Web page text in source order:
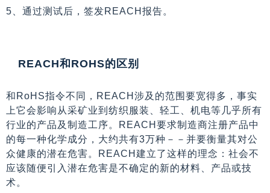
5、通过测试后，签发REACH报告。
REACH和ROHS的区别
和RoHS指令不同，REACH涉及的范围要宽得多，事实
上它会影响从采矿业到纺织服装、轻工、机电等几乎所有
行业的产品及制造工序。REACH要求制造商注册产品中
的每一种化学成分，大约共有3万种－－并要衡量其对公
众健康的潜在危害。REACH建立了这样的理念：社会不
应该随便引入潜在危害是不确定的新的材料、产品或技
术。